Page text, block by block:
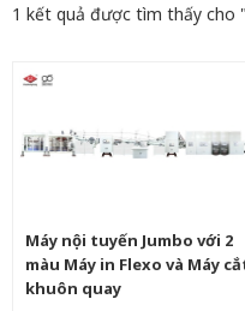
1 kết quả được tìm thấy cho
Máy nội tuyến Jumbo với 2
màu Máy in Flexo và Máy
khuôn quay